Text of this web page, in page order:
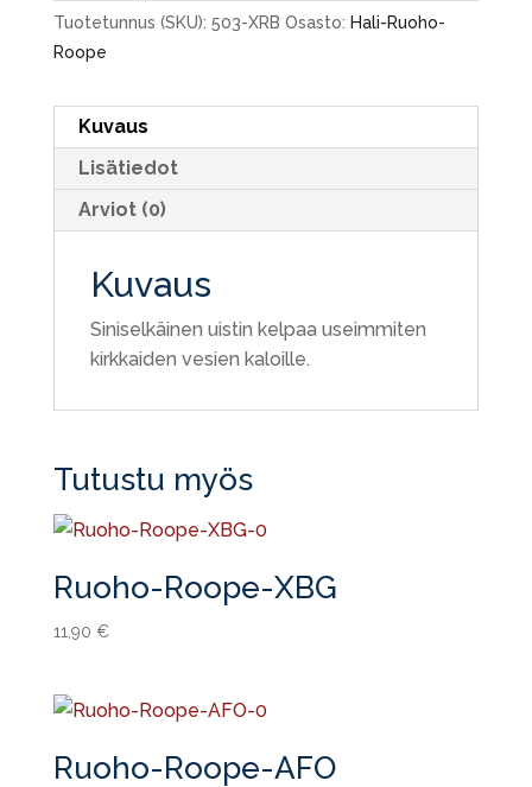
Tuotetunnus (SKU): 503-XRB Osasto: Hali-Ruoho-
Roope
Kuvaus
Lisätiedot
Arviot (0)
Kuvaus
Siniselkäinen uistin kelpaa useimmiten
kirkkaiden vesien kaloille.
Tutustu myös
Ruoho-Roope-XBG
11,90 €
Ruoho-Roope-AFO